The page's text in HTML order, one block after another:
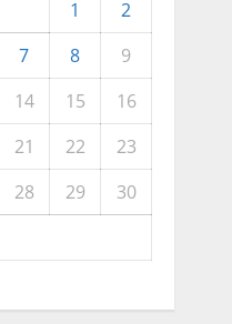
1
2
7 8
9
14 15
16
21 22
23
28 29
30